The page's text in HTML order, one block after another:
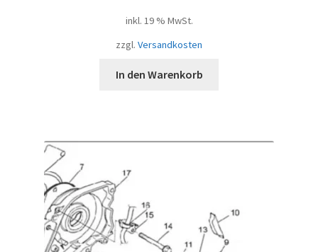
inkl. 19 % MwSt.
zzgl. Versandkosten
In den Warenkorb